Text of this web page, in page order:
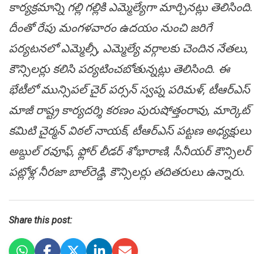
కార్య‌క్ర‌మాన్ని గ‌ల్లి గ‌ల్లికి ఎమ్మెల్యేగా మార్చిన‌ట్లు తెలిసింది.
దీంతో రేపు మంగ‌ళ‌వారం ఉద‌యం నుంచి జ‌రిగే
ప‌ర్య‌ట‌న‌లో ఎమ్మెల్సీ, ఎమ్మెల్యే వ‌ర్గాల‌కు చెందిన నేత‌లు,
కౌన్సిల‌ర్లు క‌లిసి ప‌ర్య‌టించ‌బోతున్న‌ట్లు తెలిసింది. ఈ
భేటీలో మున్సిప‌ల్ చైర్ ప‌ర్స‌న్ స్వ‌ప్న ప‌రిమ‌ళ్, టీఆర్ఎస్
మాజీ రాష్ట్ర కార్య‌ద‌ర్శి క‌ర‌ణం పురుషోత్తంరావు, మార్కెట్
క‌మిటి చైర్మ‌న్ విఠ‌ల్ నాయ‌క్, టీఆర్ఎస్ ప‌ట్ట‌ణ అధ్య‌క్షులు
అబ్దుల్ ర‌వూఫ్‌, ఫ్లోర్ లీడ‌ర్ శోభారాణి, సీనీయ‌ర్ కౌన్సిల‌ర్
ప‌ట్లోళ్ల నీర‌జా బాల్‌రెడ్డి, కౌన్సిల‌ర్లు త‌దిత‌రులు ఉన్నారు.
Share this post: